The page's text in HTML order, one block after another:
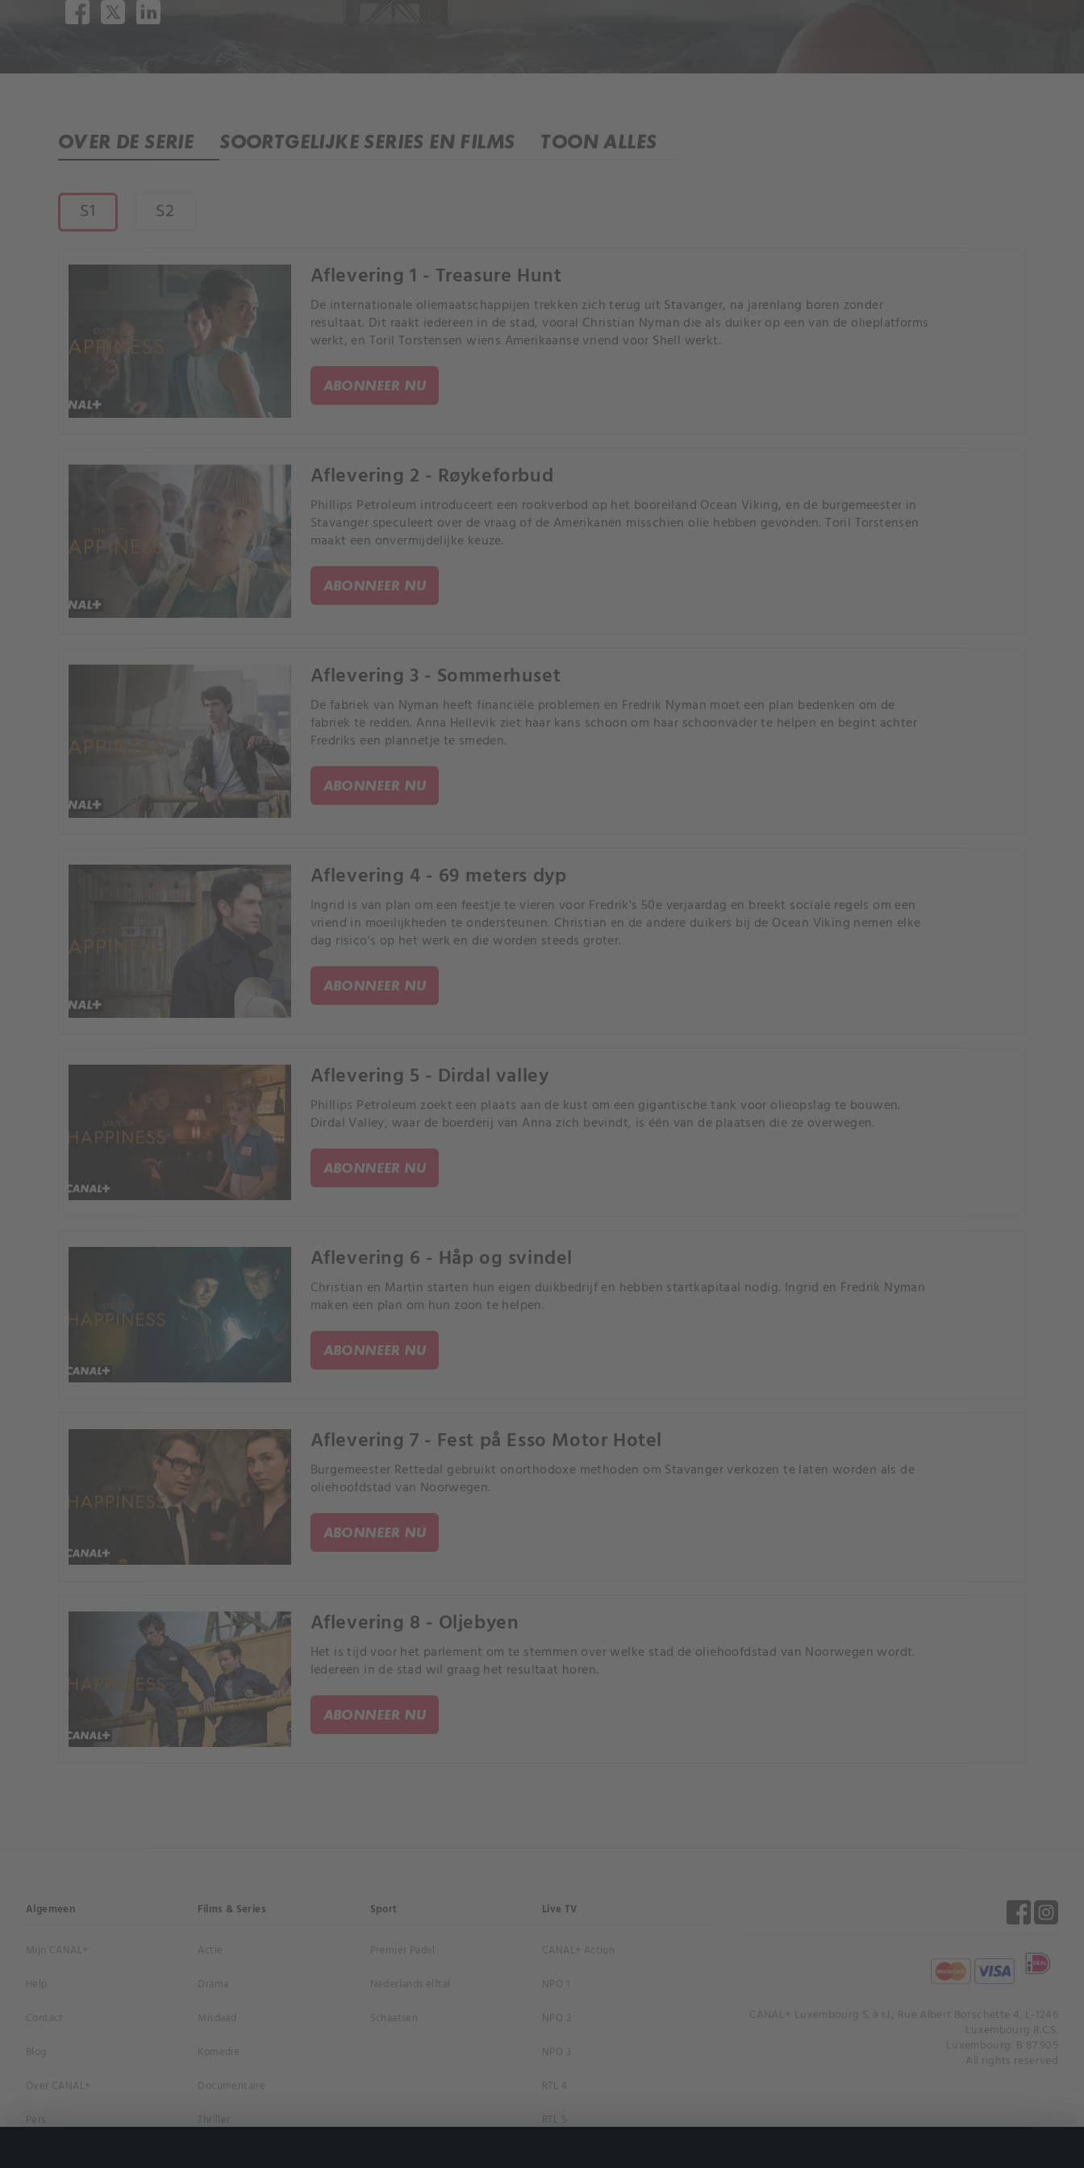
OVER DE SERIE SOORTGELIJKE SERIES EN FILMS TOON ALLES
S1 S2
Aflevering 1 - Treasure Hunt
De internationale oliemaatschappijen trekken zich terug uit Stavanger, na jarenlang boren zonder
resultaat. Dit raakt iedereen in de stad, vooral Christian Nyman die als duiker op een van de olieplatforms
werkt, en Toril Torstensen wiens Amerikaanse vriend voor Shell werkt.
ABONNEER NU
Aflevering 2 - Røykeforbud
Phillips Petroleum introduceert een rookverbod op het booreiland Ocean Viking, en de burgemeester in
Stavanger speculeert over de vraag of de Amerikanen misschien olie hebben gevonden. Toril Torstensen
maakt een onvermijdelijke keuze.
ABONNEER NU
Aflevering 3 - Sommerhuset
De fabriek van Nyman heeft financiële problemen en Fredrik Nyman moet een plan bedenken om de
fabriek te redden. Anna Hellevik ziet haar kans schoon om haar schoonvader te helpen en begint achter
Fredriks een plannetje te smeden.
ABONNEER NU
Aflevering 4 - 69 meters dyp
Ingrid is van plan om een ​​feestje te vieren voor Fredrik's 50e verjaardag en breekt sociale regels om een ​​
vriend in moeilijkheden te ondersteunen. Christian en de andere duikers bij de Ocean Viking nemen elke
dag risico's op het werk en die worden steeds groter.
ABONNEER NU
Aflevering 5 - Dirdal valley
Phillips Petroleum zoekt een plaats aan de kust om een ​​gigantische tank voor olieopslag te bouwen.
Dirdal Valley, waar de boerderij van Anna zich bevindt, is één van de plaatsen die ze overwegen.
ABONNEER NU
Aflevering 6 - Håp og svindel
Christian en Martin starten hun eigen duikbedrijf en hebben startkapitaal nodig. Ingrid en Fredrik Nyman
maken een plan om hun zoon te helpen.
ABONNEER NU
Aflevering 7 - Fest på Esso Motor Hotel
Burgemeester Rettedal gebruikt onorthodoxe methoden om Stavanger verkozen te laten worden als de
oliehoofdstad van Noorwegen.
ABONNEER NU
Aflevering 8 - Oljebyen
Het is tijd voor het parlement om te stemmen over welke stad de oliehoofdstad van Noorwegen wordt.
Iedereen in de stad wil graag het resultaat horen.
ABONNEER NU
Algemeen
Mijn CANAL+
Help
Contact
Blog
Over CANAL+
Pers
Films & Series
Actie
Drama
Misdaad
Komedie
Documentaire
Thriller
Sport
Premier Padel
Nederlands elftal
Schaatsen
Live TV
CANAL+ Action
NPO 1
NPO 2
NPO 3
RTL 4
RTL 5
CANAL+ Luxembourg S. à r.l., Rue Albert Borschette 4, L-1246
Luxembourg R.C.S.
Luxembourg: B 87.905
All rights reserved